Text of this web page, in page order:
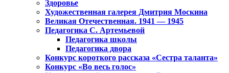
Здоровье
Художественная галерея Дмитрия Москина
Великая Отечественная. 1941 — 1945
Педагогика С. Артемьевой
Педагогика школы
Педагогика двора
Конкурс короткого рассказа «Сестра таланта»
Конкурс «Во весь голос»